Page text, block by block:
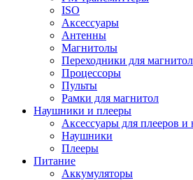
ISO
Аксессуары
Антенны
Магнитолы
Переходники для магнитол
Процессоры
Пульты
Рамки для магнитол
Наушники и плееры
Аксессуары для плееров и
Наушники
Плееры
Питание
Аккумуляторы